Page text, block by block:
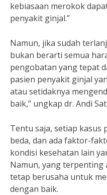
kebiasaan merokok
penyakit ginjal.”
Namun, jika sudah
bukan berarti semua
pengobatan yang tepat
pasien penyakit ginjal
atau setidaknya
baik,” ungkap dr. Andi
Tentu saja, setiap kasus
beda, dan ada faktor-
kondisi kesehatan lain
Namun, yang terpenting
tetap berusaha untuk
dengan baik.